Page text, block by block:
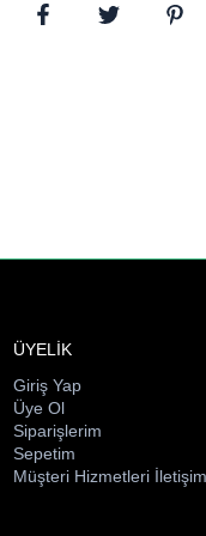
ÜYELİK
Giriş Yap
Üye Ol
Siparişlerim
Sepetim
Müşteri Hizmetleri İletişim